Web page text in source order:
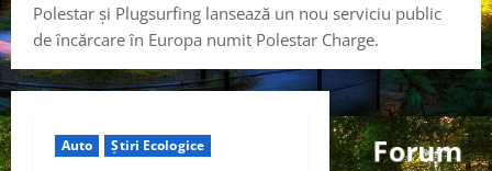
Polestar și Plugsurfing lansează un nou serviciu public
de încărcare în Europa numit Polestar Charge.
Auto Știri Ecologice
Forum